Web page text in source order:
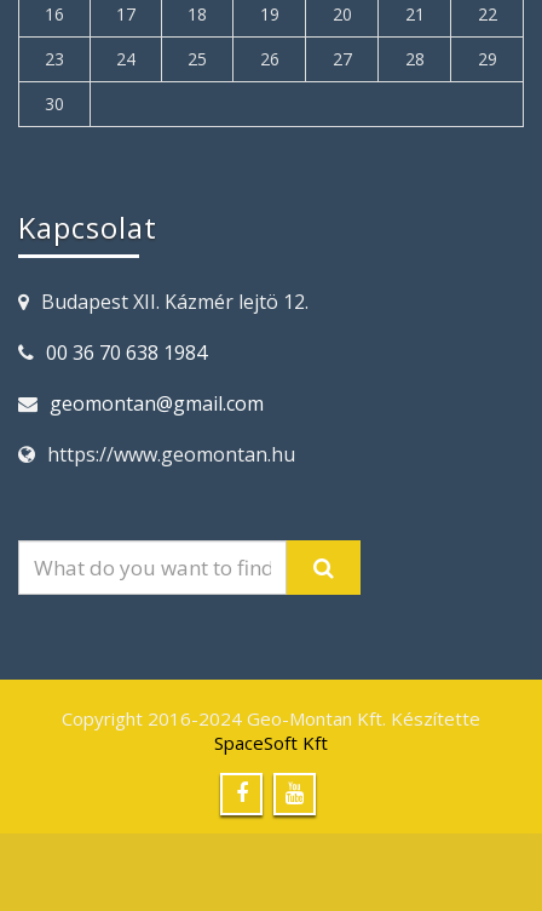
16
17 18 19 20 21
22
23
24 25 26 27 28
29
30
Kapcsolat
Budapest XII. Kázmér lejtö 12.
00 36 70 638 1984
geomontan@gmail.com
https://www.geomontan.hu
Copyright 2016-2024 Geo-Montan Kft. Készítette
SpaceSoft Kft